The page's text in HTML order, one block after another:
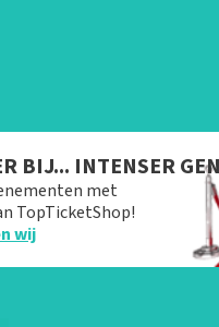
BIJ... INTENSER
met
TopTicketShop!
wij